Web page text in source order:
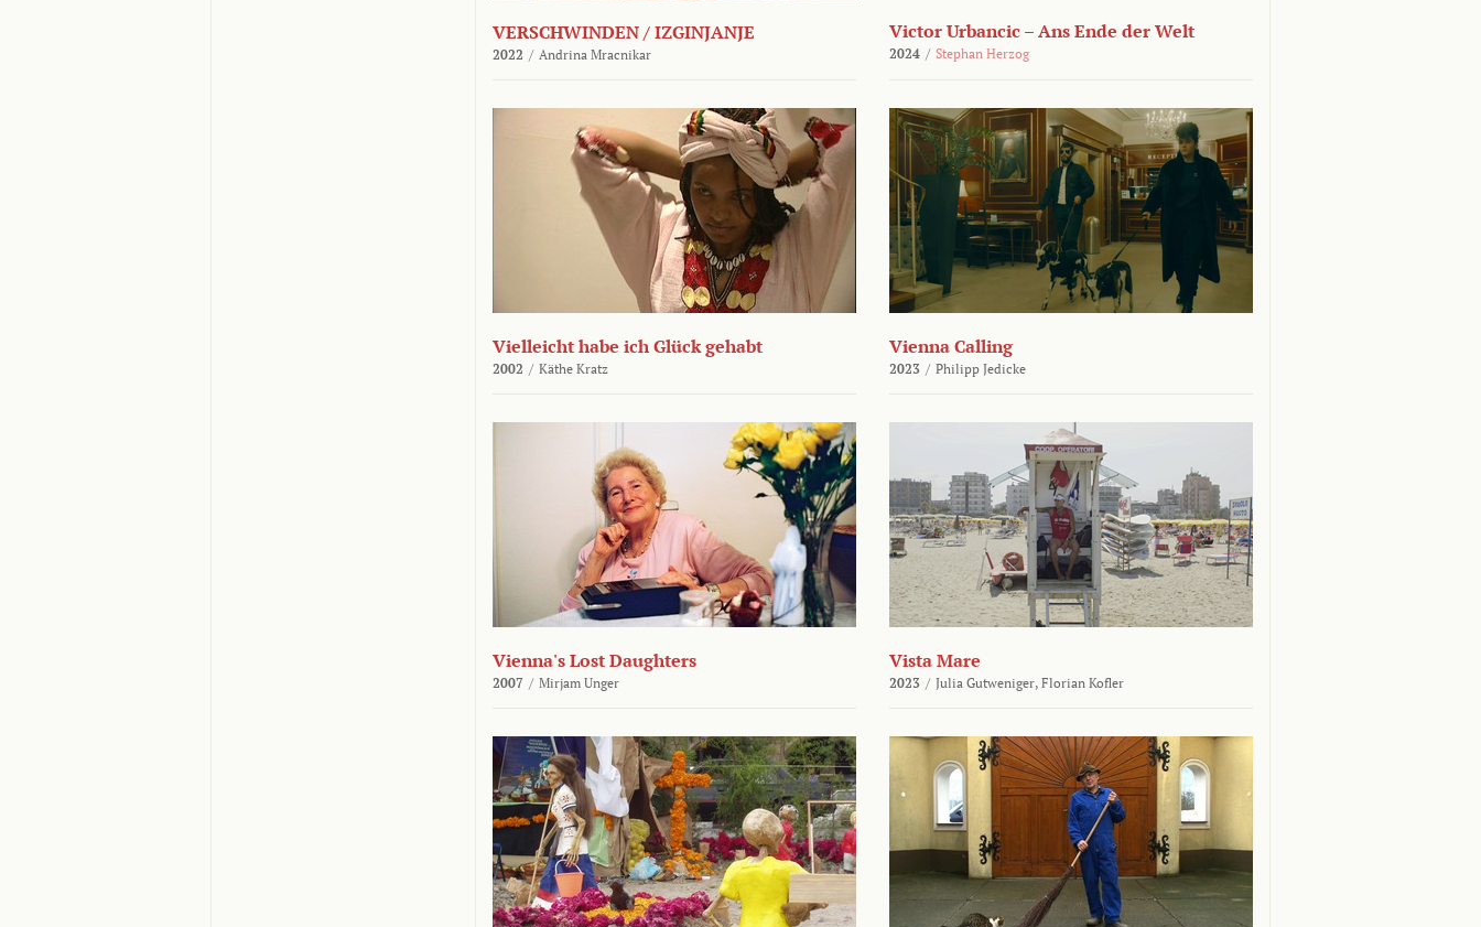
VERSCHWINDEN / IZGINJANJE
2022 / Andrina Mracnikar
Victor Urbancic – Ans Ende der Welt
2024 / Stephan Herzog
Vielleicht habe ich Glück gehabt
2002 / Käthe Kratz
Vienna Calling
2023 / Philipp Jedicke
Vienna's Lost Daughters
2007 / Mirjam Unger
Vista Mare
2023 / Julia Gutweniger, Florian Kofler